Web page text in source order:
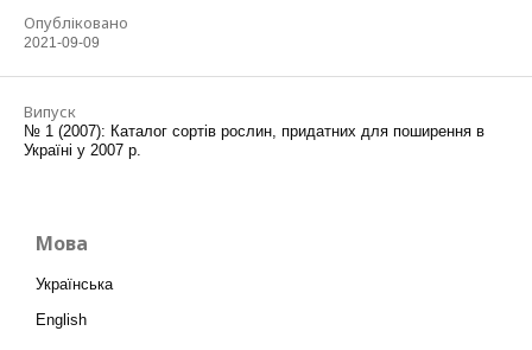
Опубліковано
2021-09-09
Випуск
№ 1 (2007): Каталог сортів рослин, придатних для поширення в
Україні у 2007 р.
Мова
Українська
English